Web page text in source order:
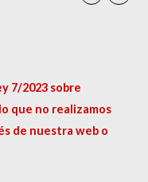
7/2023 sobre
que no realizamos
de nuestra web o